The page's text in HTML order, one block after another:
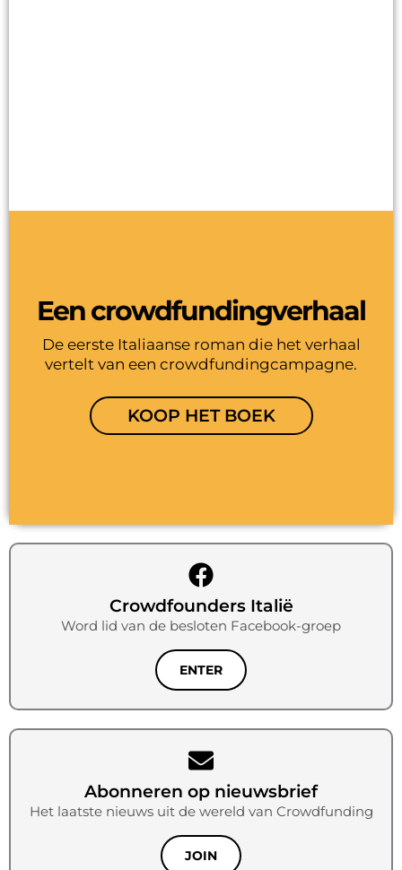
Een crowdfundingverhaal
De eerste Italiaanse roman die het verhaal
vertelt van een crowdfundingcampagne.
KOOP HET BOEK
Crowdfounders Italië
Word lid van de besloten Facebook-groep
ENTER
Abonneren op nieuwsbrief
Het laatste nieuws uit de wereld van Crowdfunding
JOIN